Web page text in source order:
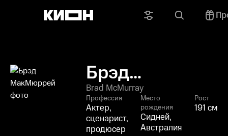
Брэд
МакМюррей
Brad McMurray
Профессия
Актер,
сценарист,
продюсер
Место
рождения
Сидней,
Австралия
Рост
191 см